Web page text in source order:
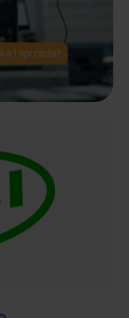
i sprzedaż